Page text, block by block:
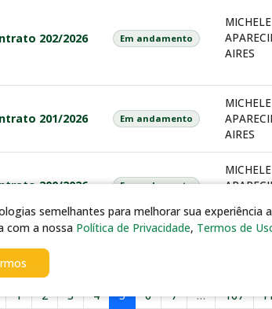
202/2026 Em andamento
MICHELE
AIRES
201/2026 Em andamento
MICHELE
AIRES
200/2026 Em andamento
MICHELE
1 2 3 4 5 6 7 … 167
semelhantes para melhorar sua experiência
com a nossa Política de Privacidade, Termos de